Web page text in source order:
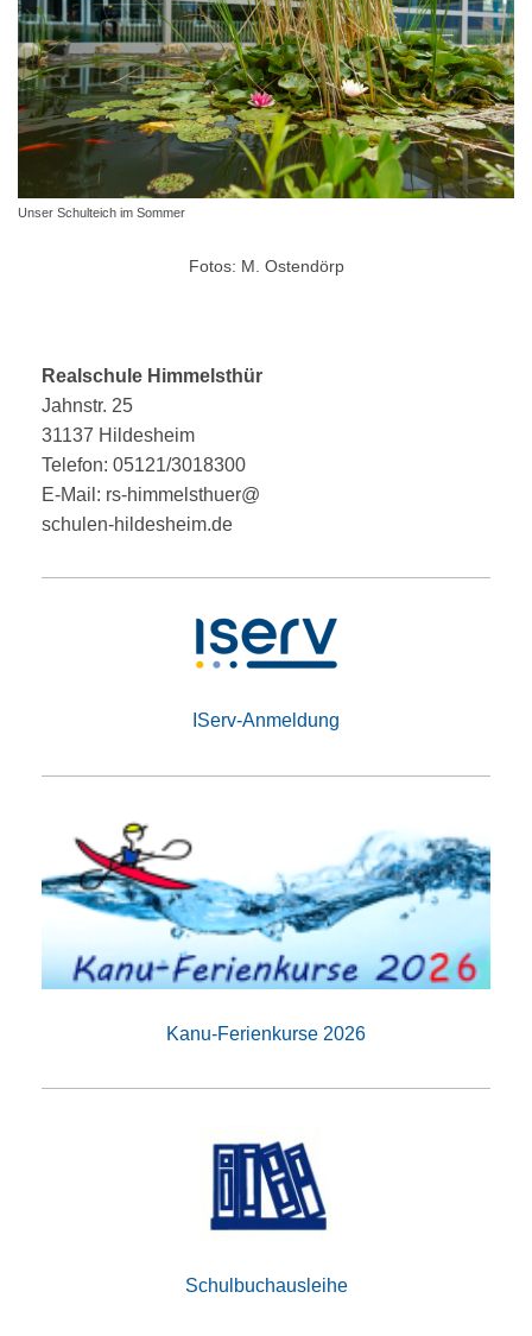
Unser Schulteich im Sommer
Fotos: M. Ostendörp
Realschule Himmelsthür
Jahnstr. 25
31137 Hildesheim
Telefon: 05121/3018300
E-Mail: rs-himmelsthuer@
schulen-hildesheim.de
IServ-Anmeldung
Kanu-Ferienkurse 2026
Schulbuchausleihe